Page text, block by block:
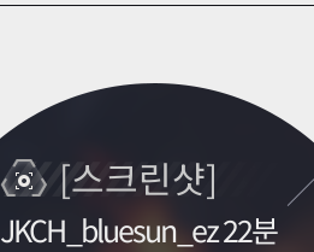
[스크린샷]
JKCH_bluesun_ez 22분